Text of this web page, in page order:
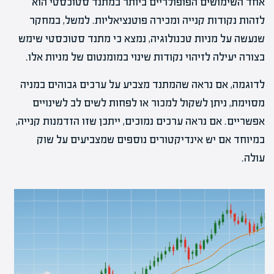
לזהות נקודות קנייה ומכירה פוטנציאליות. למשל, במחקר
שנעשה על מניות טכנולוגיה, נמצא כי מתנד סטוכסטי שימש
בצורה יעילה לזיהוי נקודות שינוי במומנטום של מניות אלו.
לדוגמה, אם נראה שהמתנד מצביע על ערכים גבוהים במניה
מסוימת, ניתן לשקול למכור או לפחות לשים לב לשינויים
אפשריים. אם נראה ערכים נמוכים, ייתכן שזו הזדמנות קנייה,
במיוחד אם יש אינדיקטורים נוספים שמצביעים על שוק
עולה.